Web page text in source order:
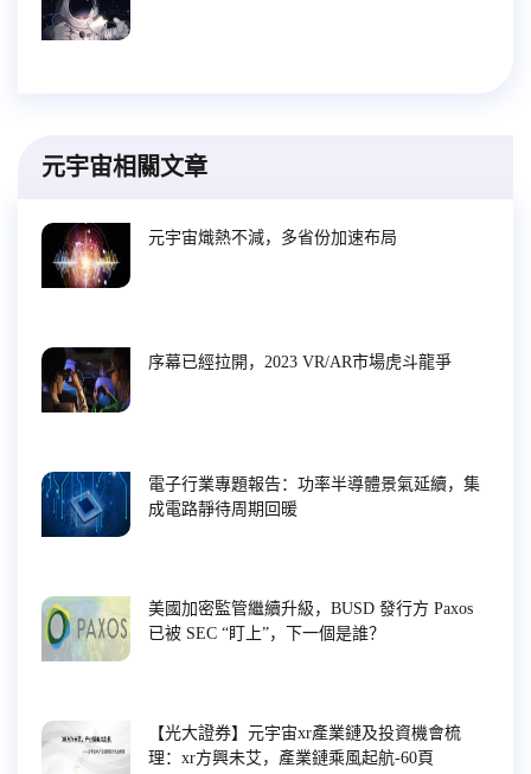
元宇宙相關文章
元宇宙熾熱不減，多省份加速布局
序幕已經拉開，2023 VR/AR市場虎斗龍爭
電子行業專題報告：功率半導體景氣延續，集
成電路靜待周期回暖
美國加密監管繼續升級，BUSD 發行方 Paxos
已被 SEC “盯上”，下一個是誰？
【光大證券】元宇宙xr產業鏈及投資機會梳
理：xr方興未艾，產業鏈乘風起航-60頁